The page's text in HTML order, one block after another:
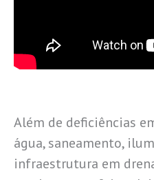
Além de deficiências
água, saneamento,
infraestrutura em